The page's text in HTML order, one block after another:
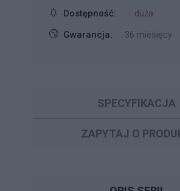
Dostępność:
duża
Gwarancja:
36 miesięcy
SPECYFIKACJA
ZAPYTAJ O